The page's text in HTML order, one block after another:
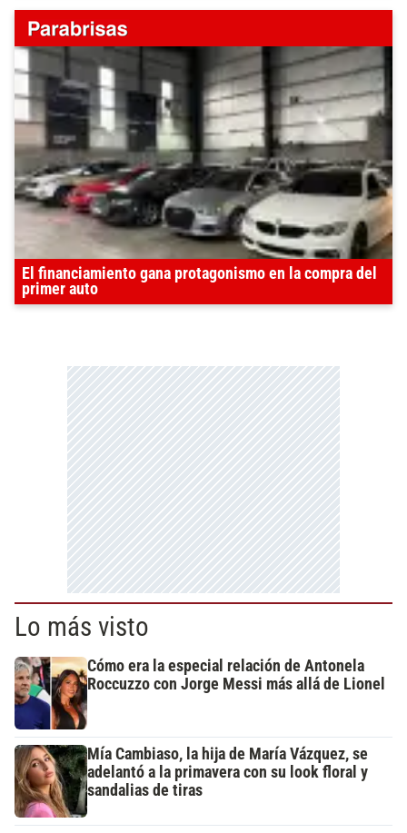
El financiamiento gana protagonismo en la compra del
primer auto
Lo más visto
Cómo era la especial relación de Antonela
Roccuzzo con Jorge Messi más allá de Lionel
Mía Cambiaso, la hija de María Vázquez, se
adelantó a la primavera con su look floral y
sandalias de tiras